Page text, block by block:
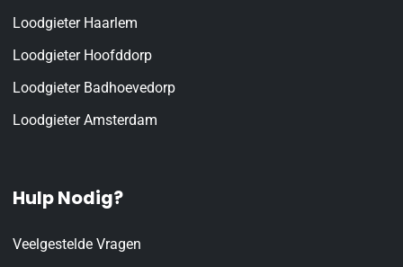
Loodgieter Haarlem
Loodgieter Hoofddorp
Loodgieter Badhoevedorp
Loodgieter Amsterdam
Hulp Nodig?
Veelgestelde Vragen